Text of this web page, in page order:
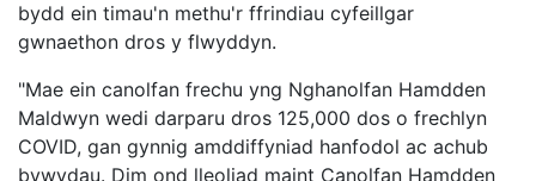
bydd ein timau'n methu'r ffrindiau cyfeillgar
gwnaethon dros y flwyddyn.
"Mae ein canolfan frechu yng Nghanolfan Hamdden
Maldwyn wedi darparu dros 125,000 dos o frechlyn
COVID, gan gynnig amddiffyniad hanfodol ac achub
bywydau. Dim ond lleoliad maint Canolfan Hamdden